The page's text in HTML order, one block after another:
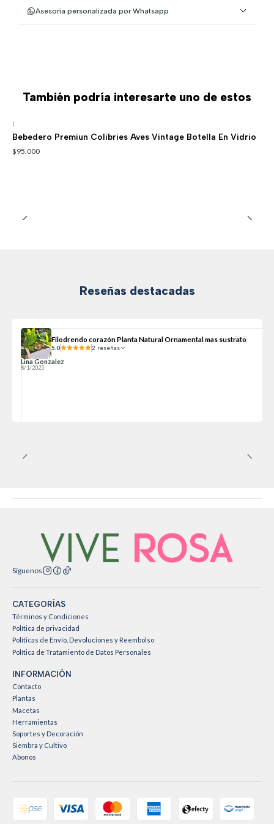
Asesoría personalizada por Whatsapp
También podría interesarte uno de estos
|
Bebedero Premiun Colibries Aves Vintage Botella En Vidrio
$95.000
Reseñas destacadas
Filodrendo corazón Planta Natural Ornamental mas sustrato
5.0 2 reseñas
Lina Gonzalez
8/1/2025
Síguenos
CATEGORÍAS
Términos y Condiciones
Política de privacidad
Políticas de Envío, Devoluciones y Reembolso
Política de Tratamiento de Datos Personales
INFORMACIÓN
Contacto
Plantas
Macetas
Herramientas
Soportes y Decoración
Siembra y Cultivo
Abonos